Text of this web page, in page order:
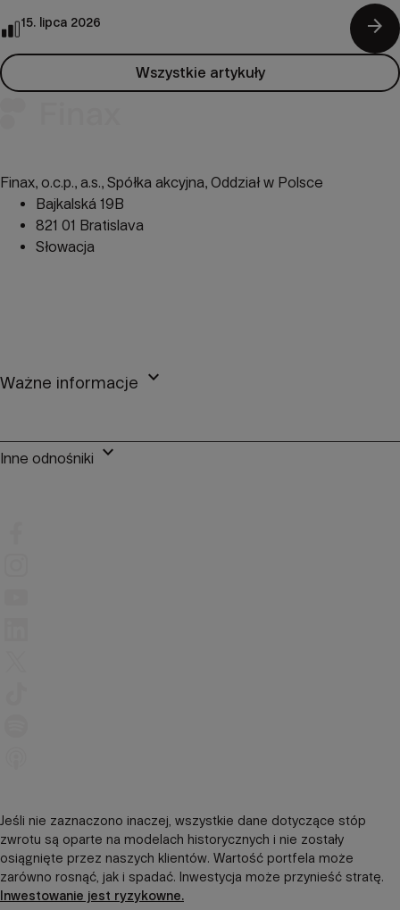
15. lipca 2026 arrow_forward
Wszystkie artykuły
Finax, o.c.p., a.s., Spółka akcyjna, Oddział w Polsce
Bajkalská 19B
821 01 Bratislava
Słowacja
Ważne informacje keyboard_arrow_down
Inne odnośniki keyboard_arrow_down
Jeśli nie zaznaczono inaczej, wszystkie dane dotyczące stóp
zwrotu są oparte na modelach historycznych i nie zostały
osiągnięte przez naszych klientów. Wartość portfela może
zarówno rosnąć, jak i spadać. Inwestycja może przynieść stratę.
Inwestowanie jest ryzykowne.